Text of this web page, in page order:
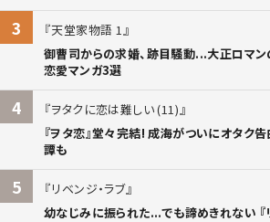
3
天堂家物語 1
御曹司からの求婚、跡目騒動...大正ロマン
恋愛マンガ3選
4
ヲタクに恋は難しい (11)
『ヲタ恋』堂々完結! 成海がついにオタク
譚も
5
リベンジ・ラブ
幼なじみに振られた...でも諦めきれない 『